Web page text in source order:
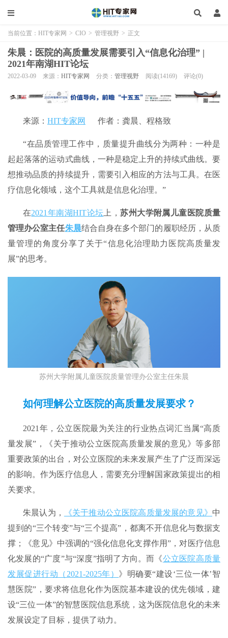
当前位置： HIT专家网 > CIO > 管理视野 > 正文
朱晨：医院的高质量发展需要引入“信息化治理” |
2021年南湖HIT论坛
2022-03-09 来源： HIT专家网 分类： 管理视野 阅读(14169) 评论(0)
来源： HIT专家网 作者：龚晨、程格致
“在品质管理工作中，质量提升曲线分为两种：一种是
起起落落的运动式曲线，一种是稳定上升的持续式曲线。要
想推动品质的持续提升，需要引入相应的方法与工具。在医
疗信息化领域，这个工具就是信息化治理。”
在2021年南湖HIT论坛上，苏州大学附属儿童医院质量
管理办公室主任朱晨结合自身在多个部门的履职经历，从质
量管理的角度分享了关于“信息化治理助力医院高质量发
展”的思考。
苏州大学附属儿童医院质量管理办公室主任朱晨
如何理解公立医院的高质量发展要求？
2021年，公立医院最为关注的行业热点词汇当属“高质
量发展”，《关于推动公立医院高质量发展的意见》等多部
重要政策的出台，对公立医院的未来发展产生了广泛而深远
的影响。作为医疗信息人，需要充分理解国家政策提出的相
关要求。
朱晨认为， 《关于推动公立医院高质量发展的意见》 中
提到的“三个转变”与“三个提高”，都离不开信息化与数据支
撑；《意见》中强调的“强化信息化支撑作用”，对医疗信息
化发展的“广度”与“深度”指明了方向。而《公立医院高质量
发展促进行动（2021-2025年） 》明确要“建设‘三位一体’智
慧医院”，要求将信息化作为医院基本建设的优先领域，建
设“三位一体”的智慧医院信息系统，这为医院信息化的未来
发展设定了目标，提供了动力。